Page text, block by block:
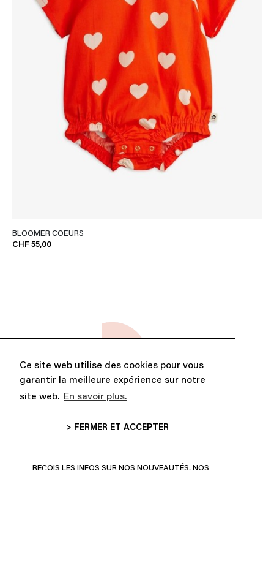
Ce site web utilise des cookies pour vous
garantir la meilleure expérience sur notre
site web. En savoir plus.
> FERMER ET ACCEPTER
BLOOMER COEURS
CHF 55,00
ABONNE-TOI ET PROFITE DE
REÇOIS LES INFOS SUR NOS NOUVEAUTÉS, NOS